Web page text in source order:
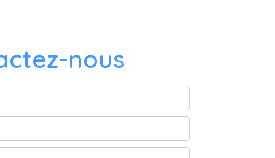
nous